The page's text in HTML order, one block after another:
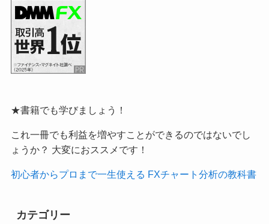
★書籍でも学びましょう！
これ一冊でも利益を増やすことができるのではないでし
ょうか？ 大変におススメです！
初心者からプロまで一生使える FXチャート分析の教科書
カテゴリー